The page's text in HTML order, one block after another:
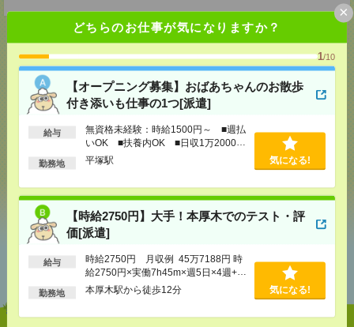
どちらのお仕事が気になりますか？
1/10
【オープニング募集】おばあちゃんのお散歩
付き添いも仕事の1つ[派遣]
給与
無資格未経験：時給1500円～ ■週払
いOK ■扶養内OK ■日収1万2000円
以上
勤務地 平塚駅 気になる!
【時給2750円】大手！本厚木でのテスト・評
価[派遣]
給与
時給2750円 月収例 45万7188円 時
給2750円×実働7h45m×週5日×4週+残
業10h ※月収例を保証するものでは
勤務地 本厚木駅から徒歩12分 気になる!
×
応募ページへ
気になる！
シェア ツイート ブックマーク
あなたの閲覧履歴からの
おすすめ